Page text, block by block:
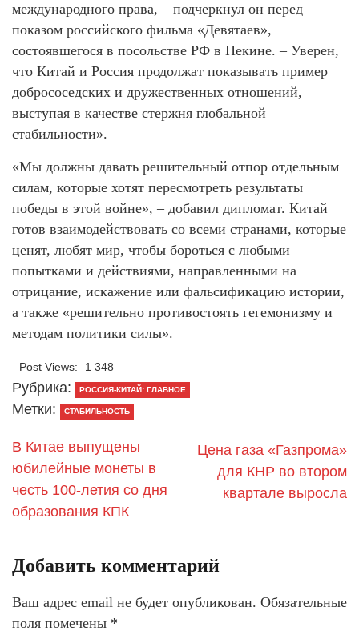
международного права, – подчеркнул он перед
показом российского фильма «Девятаев»,
состоявшегося в посольстве РФ в Пекине. – Уверен,
что Китай и Россия продолжат показывать пример
добрососедских и дружественных отношений,
выступая в качестве стержня глобальной
стабильности».
«Мы должны давать решительный отпор отдельным
силам, которые хотят пересмотреть результаты
победы в этой войне», – добавил дипломат. Китай
готов взаимодействовать со всеми странами, которые
ценят, любят мир, чтобы бороться с любыми
попытками и действиями, направленными на
отрицание, искажение или фальсификацию истории,
а также «решительно противостоять гегемонизму и
методам политики силы».
Post Views: 1 348
Рубрика: РОССИЯ-КИТАЙ: ГЛАВНОЕ
Метки: СТАБИЛЬНОСТЬ
В Китае выпущены
юбилейные монеты в
честь 100-летия со дня
образования КПК
Цена газа «Газпрома»
для КНР во втором
квартале выросла
Добавить комментарий
Ваш адрес email не будет опубликован. Обязательные
поля помечены *